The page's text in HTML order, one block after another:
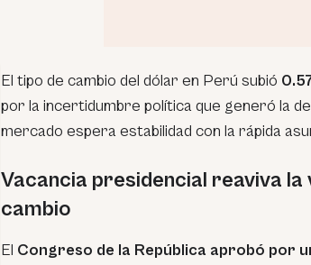
El tipo de cambio del dólar en Perú subió
por la incertidumbre política que generó la
mercado espera estabilidad con la rápida
Vacancia presidencial reaviva
cambio
El Congreso de la República aprobó por